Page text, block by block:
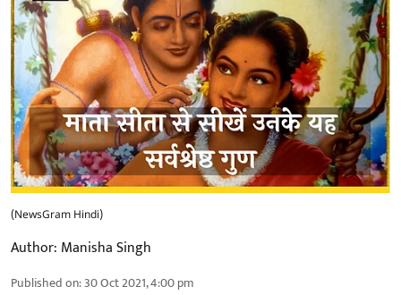
(NewsGram Hindi)
Author: Manisha Singh
Published on:30 Oct 2021, 4:00 pm